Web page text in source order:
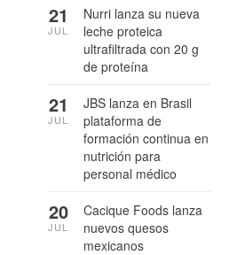
Nurri lanza su nueva
leche proteica
ultrafiltrada con 20 g
de proteína
21
JUL
JBS lanza en Brasil
plataforma de
formación continua en
nutrición para
personal médico
21
JUL
Cacique Foods lanza
nuevos quesos
mexicanos
20
JUL